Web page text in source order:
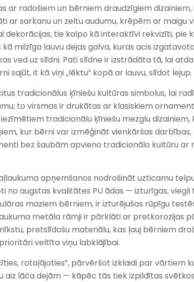
ar radošiem un bērniem draudzīgiem
sarkanu un zeltu audumu, krēpēm ar maigu
tie kalpo kā interaktīvi rekvizīti, pie
milzīga lauvu dejas galva, kuras acis
ved uz slīdni. Pati slīdne ir izstrādāta tā, lai
sajūt, it kā viņi „lēktu” kopā ar lauvu, slīdot lejup.
tradicionālus ķīniešu kultūras simbolus, lai
to virsmas ir drukātas ar klasiskiem
tradicionālu ķīniešu mezglu
kur bērni var izmēģināt vienkāršas
bez šaubām apvieno tradicionālo kultūru
apņemšanos nodrošināt uzticamu
augstas kvalitātes PU ādas — izturīgas,
maziem bērniem, ir izturējušas rūpīgu
metāla rāmji ir pārklāti ar pretkorozijas
pretslīdošu materiālu, kas ļauj bērniem
veltīta viņu labklājībai.
rotaļājoties”, pārvēršot izklaidi par vārtiem
lāča dejām — kāpēc tās tiek izpildītas